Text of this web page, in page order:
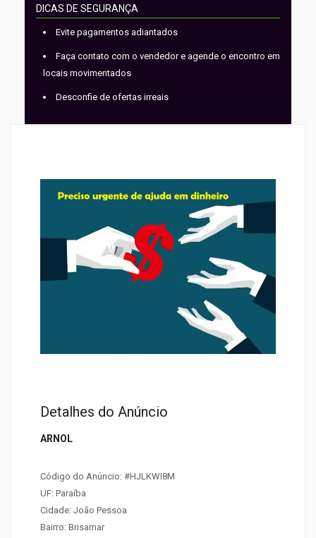
DICAS DE SEGURANÇA
Evite pagamentos adiantados
Faça contato com o vendedor e agende o encontro em
locais movimentados
Desconfie de ofertas irreais
Detalhes do Anúncio
ARNOL
Código do Anúncio: #HJLKWI8M
UF: Paraíba
Cidade: João Pessoa
Bairro: Brisamar